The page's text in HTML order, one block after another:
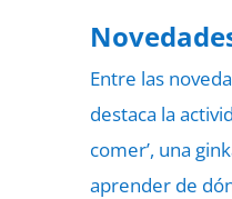
Entre las
destaca la
comer’, una
aprender de